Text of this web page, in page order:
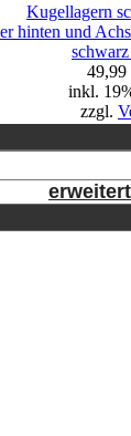
hinten und
49,99
inkl.
zzgl.